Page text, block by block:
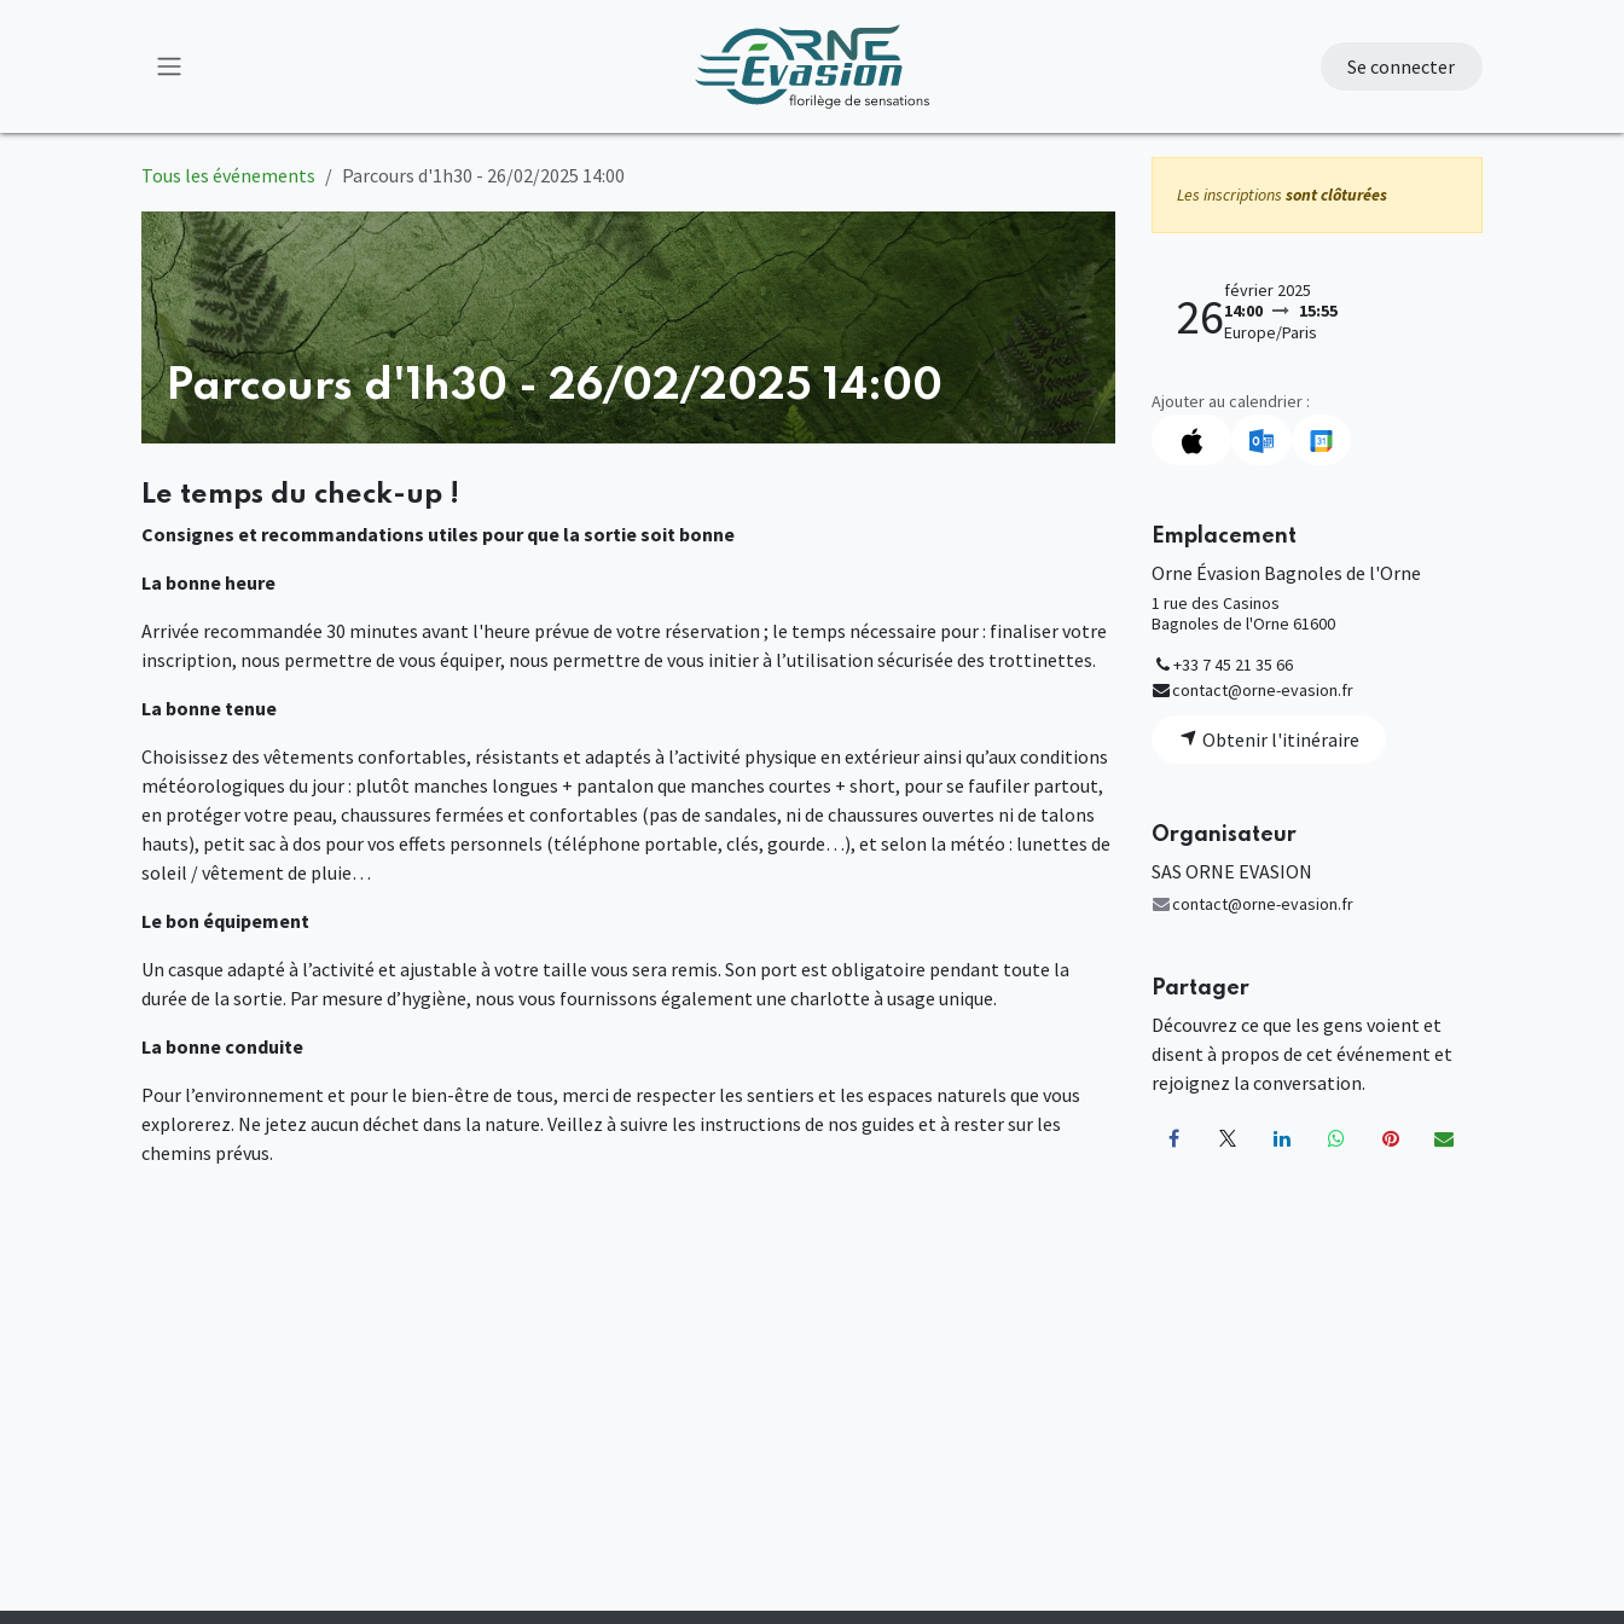
Se connecter
Tous les événements Parcours d'1h30 - 26/02/2025 14:00
Parcours d'1h30 - 26/02/2025 14:00
Le temps du check-up !
Consignes et recommandations utiles pour que la sortie soit bonne
La bonne heure
Arrivée recommandée 30 minutes avant l'heure prévue de votre réservation ; le temps nécessaire pour : finaliser votre
inscription, nous permettre de vous équiper, nous permettre de vous initier à l’utilisation sécurisée des trottinettes.
La bonne tenue
Choisissez des vêtements confortables, résistants et adaptés à l’activité physique en extérieur ainsi qu’aux conditions
météorologiques du jour : plutôt manches longues + pantalon que manches courtes + short, pour se faufiler partout,
en protéger votre peau, chaussures fermées et confortables (pas de sandales, ni de chaussures ouvertes ni de talons
hauts), petit sac à dos pour vos effets personnels (téléphone portable, clés, gourde…), et selon la météo : lunettes de
soleil / vêtement de pluie…
Le bon équipement
Un casque adapté à l’activité et ajustable à votre taille vous sera remis. Son port est obligatoire pendant toute la
durée de la sortie. Par mesure d’hygiène, nous vous fournissons également une charlotte à usage unique.
La bonne conduite
Pour l’environnement et pour le bien-être de tous, merci de respecter les sentiers et les espaces naturels que vous
explorerez. Ne jetez aucun déchet dans la nature. Veillez à suivre les instructions de nos guides et à rester sur les
chemins prévus.
Les inscriptions sont clôturées
26février 2025
14:00
15:55
Europe/Paris
Ajouter au calendrier :
Emplacement
Orne Évasion Bagnoles de l'Orne
1 rue des Casinos
Bagnoles de l'Orne 61600
+33 7 45 21 35 66
contact@orne-evasion.fr
Obtenir l'itinéraire
Organisateur
SAS ORNE EVASION
contact@orne-evasion.fr
Partager
Découvrez ce que les gens voient et
disent à propos de cet événement et
rejoignez la conversation.